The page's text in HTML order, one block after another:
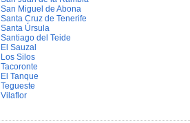
San Miguel de Abona
Santa Cruz de Tenerife
Santa Úrsula
Santiago del Teide
El Sauzal
Los Silos
Tacoronte
El Tanque
Tegueste
Vilaflor